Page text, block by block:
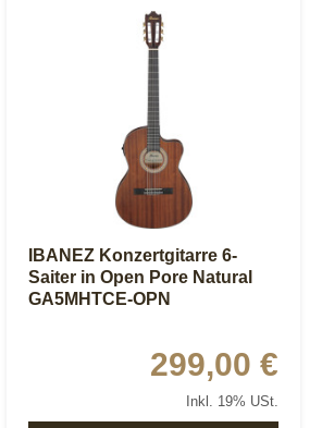
IBANEZ Konzertgitarre 6-
Saiter in Open Pore Natural
GA5MHTCE-OPN
299,00 €
Inkl. 19% USt.